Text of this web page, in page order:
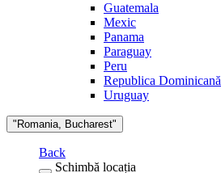
Guatemala
Mexic
Panama
Paraguay
Peru
Republica Dominicană
Uruguay
"Romania, Bucharest"
Back
Schimbă locația